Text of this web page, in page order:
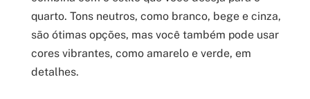
quarto. Tons neutros, como branco, bege e cinza,
são ótimas opções, mas você também pode usar
cores vibrantes, como amarelo e verde, em
detalhes.